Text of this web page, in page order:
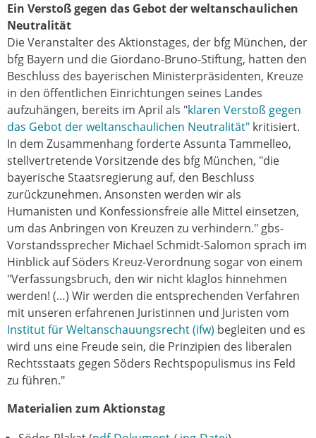
Ein Verstoß gegen das Gebot der weltanschaulichen
Neutralität
Die Veranstalter des Aktionstages, der bfg München, der
bfg Bayern und die Giordano-Bruno-Stiftung, hatten den
Beschluss des bayerischen Ministerpräsidenten, Kreuze
in den öffentlichen Einrichtungen seines Landes
aufzuhängen, bereits im April als "klaren Verstoß gegen
das Gebot der weltanschaulichen Neutralität" kritisiert.
In dem Zusammenhang forderte Assunta Tammelleo,
stellvertretende Vorsitzende des bfg München, "die
bayerische Staatsregierung auf, den Beschluss
zurückzunehmen. Ansonsten werden wir als
Humanisten und Konfessionsfreie alle Mittel einsetzen,
um das Anbringen von Kreuzen zu verhindern." gbs-
Vorstandssprecher Michael Schmidt-Salomon sprach im
Hinblick auf Söders Kreuz-Verordnung sogar von einem
"Verfassungsbruch, den wir nicht klaglos hinnehmen
werden! (…) Wir werden die entsprechenden Verfahren
mit unseren erfahrenen Juristinnen und Juristen vom
Institut für Weltanschauungsrecht (ifw) begleiten und es
wird uns eine Freude sein, die Prinzipien des liberalen
Rechtsstaats gegen Söders Rechtspopulismus ins Feld
zu führen."
Materialien zum Aktionstag